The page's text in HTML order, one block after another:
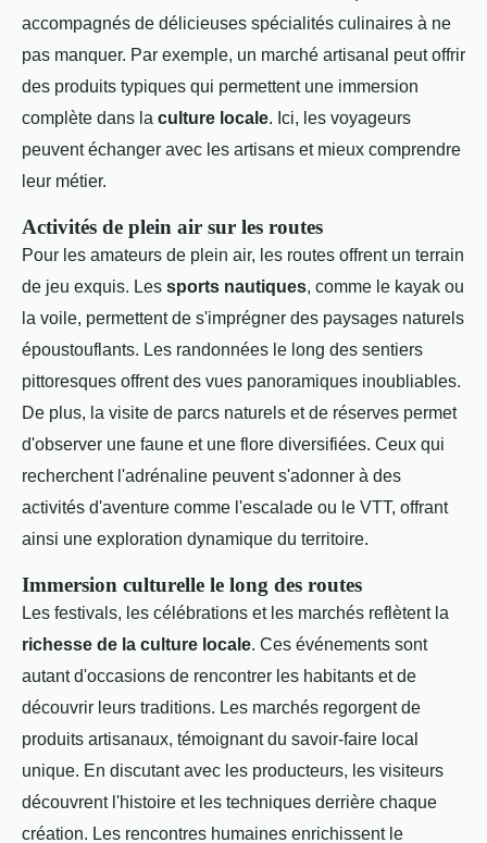
accompagnés de délicieuses spécialités culinaires à ne
pas manquer. Par exemple, un marché artisanal peut offrir
des produits typiques qui permettent une immersion
complète dans la culture locale. Ici, les voyageurs
peuvent échanger avec les artisans et mieux comprendre
leur métier.
Activités de plein air sur les routes
Pour les amateurs de plein air, les routes offrent un terrain
de jeu exquis. Les sports nautiques, comme le kayak ou
la voile, permettent de s'imprégner des paysages naturels
époustouflants. Les randonnées le long des sentiers
pittoresques offrent des vues panoramiques inoubliables.
De plus, la visite de parcs naturels et de réserves permet
d'observer une faune et une flore diversifiées. Ceux qui
recherchent l'adrénaline peuvent s'adonner à des
activités d'aventure comme l'escalade ou le VTT, offrant
ainsi une exploration dynamique du territoire.
Immersion culturelle le long des routes
Les festivals, les célébrations et les marchés reflètent la
richesse de la culture locale. Ces événements sont
autant d'occasions de rencontrer les habitants et de
découvrir leurs traditions. Les marchés regorgent de
produits artisanaux, témoignant du savoir-faire local
unique. En discutant avec les producteurs, les visiteurs
découvrent l'histoire et les techniques derrière chaque
création. Les rencontres humaines enrichissent le